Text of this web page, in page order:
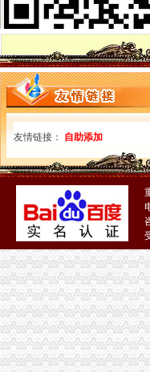
[热点投诉）重庆“不理”全是“
公司关门40万买车款失踪-搜狐
路边送眼镜宾馆办讲座都是
重庆渝通公交车站可以坐几
春城·雅云轩_万科中心_楼盘
厂房仓库——凤凰房产北京
分类广告_教育频道_凤凰网
新东方烹饪学校-搜百科
关于开通主城到江津双福大学
3月12日利川市利彭公路（陈
温州永嘉-搜百科
中国建设银行股份有限公司
是那一抹黄：重庆潼南油菜
重庆兼并收购律师事务所—
[转载]古宇寺——2012全国第
[2007年10月14日]2007重庆
古宇寺——2012全国第四届养
陈家坪办执照
武汉6500-8000元房屋出租五
兴业银行股份有限公司重庆陈
新东方烹饪学校-搜百科
重庆兼并收购律师事务所—
友情链接： 自助添加
51La